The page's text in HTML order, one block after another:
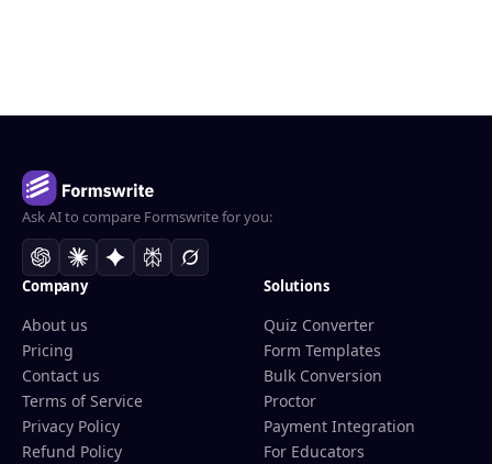
Ask AI to compare Formswrite for you:
Company
About us
Pricing
Contact us
Terms of Service
Privacy Policy
Refund Policy
Solutions
Quiz Converter
Form Templates
Bulk Conversion
Proctor
Payment Integration
For Educators